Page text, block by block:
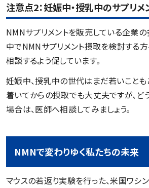
注意点2：妊娠中・授乳中のサプリ
NMNサプリメントを販売している企業の
中でNMNサプリメント摂取を検討する
相談するよう促しています。
妊娠中、授乳中の世代はまだ若いことも
着いてからの摂取でも大丈夫ですが、ど
場合は、医師へ相談してみましょう。
NMNで変わりゆく私たちの未来
マウスの若返り実験を行った、米国ワシ